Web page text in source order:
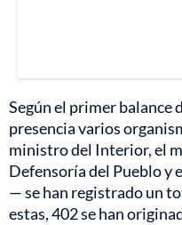
Según el primer balance
presencia varios
ministro del Interior, el
Defensoría del Pueblo y
— se han registrado un
estas, 402 se han